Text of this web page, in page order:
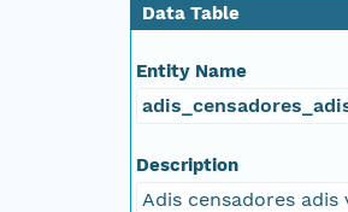
Data Table
Entity Name
Description
Adis censadores adis